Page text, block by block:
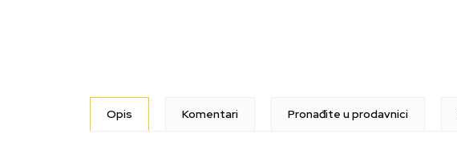
Opis Komentari Pronađite u prodavnici